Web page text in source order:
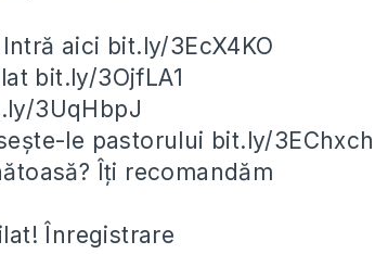
aici bit.ly/3EcX4KO
bit.ly/3OjfLA1
3UqHbpJ
le pastorului bit.ly/3EChxch
Îți recomandăm
Înregistrare